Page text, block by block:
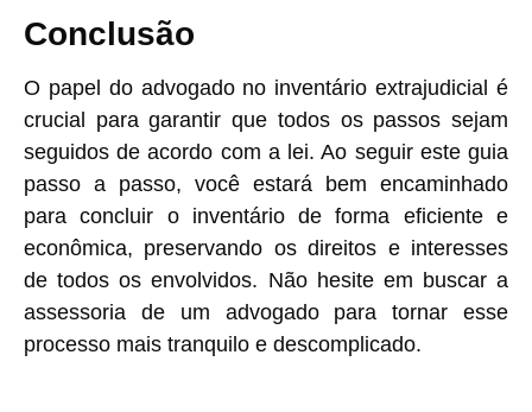
Conclusão
O papel do advogado no inventário extrajudicial é
crucial para garantir que todos os passos sejam
seguidos de acordo com a lei. Ao seguir este guia
passo a passo, você estará bem encaminhado
para concluir o inventário de forma eficiente e
econômica, preservando os direitos e interesses
de todos os envolvidos. Não hesite em buscar a
assessoria de um advogado para tornar esse
processo mais tranquilo e descomplicado.